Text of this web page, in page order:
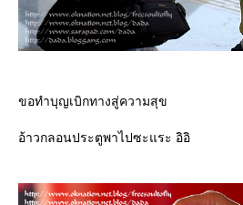
ขอทำบุญเบิกทางสู่ความสุข
อ้าวกลอนประตูพาไปซะแระ อิอิ